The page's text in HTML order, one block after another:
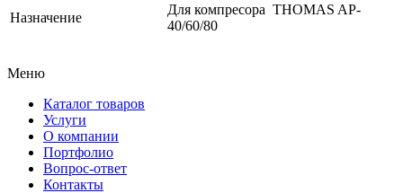
Назначение
Для компресора THOMAS AP-
40/60/80
Меню
Каталог товаров
Услуги
О компании
Портфолио
Вопрос-ответ
Контакты